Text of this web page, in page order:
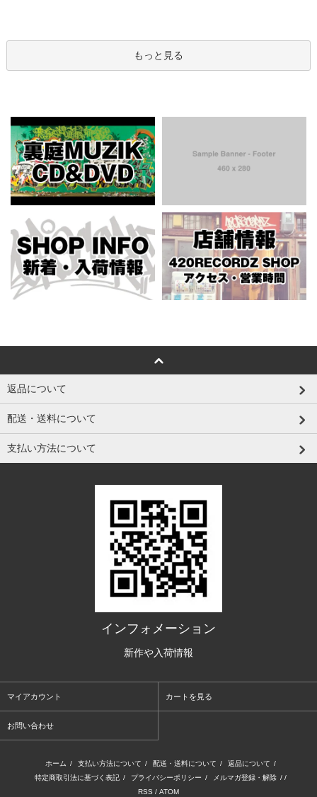
もっと見る
返品について
配送・送料について
支払い方法について
インフォメーション
新作や入荷情報
マイアカウント カートを見る
お問い合わせ
ホーム / 支払い方法について / 配送・送料について / 返品について /
特定商取引法に基づく表記 / プライバシーポリシー / メルマガ登録・解除 / /
RSS / ATOM